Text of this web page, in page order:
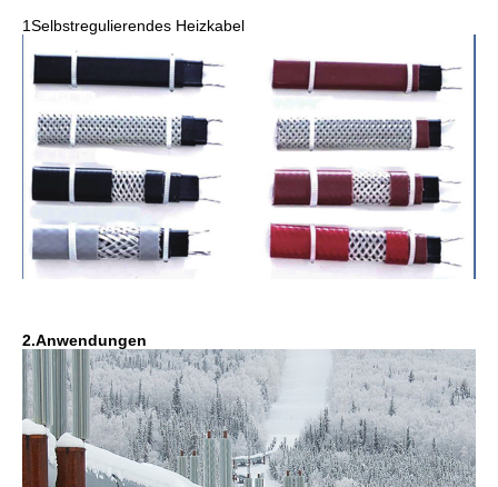
1Selbstregulierendes Heizkabel
2.Anwendungen